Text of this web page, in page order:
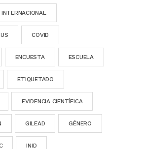
COVID
ENCUESTA ESCUELA
ETIQUETADO
EVIDENCIA CIENTÍFICA
GILEAD GÉNERO
INID